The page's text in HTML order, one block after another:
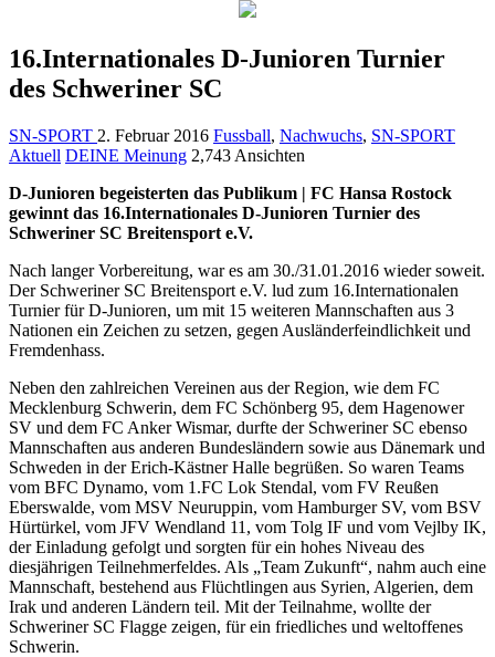
16.Internationales D-Junioren Turnier
des Schweriner SC
SN-SPORT 2. Februar 2016 Fussball, Nachwuchs, SN-SPORT
Aktuell DEINE Meinung 2,743 Ansichten
D-Junioren begeisterten das Publikum | FC Hansa Rostock
gewinnt das 16.Internationales D-Junioren Turnier des
Schweriner SC Breitensport e.V.
Nach langer Vorbereitung, war es am 30./31.01.2016 wieder soweit.
Der Schweriner SC Breitensport e.V. lud zum 16.Internationalen
Turnier für D-Junioren, um mit 15 weiteren Mannschaften aus 3
Nationen ein Zeichen zu setzen, gegen Ausländerfeindlichkeit und
Fremdenhass.
Neben den zahlreichen Vereinen aus der Region, wie dem FC
Mecklenburg Schwerin, dem FC Schönberg 95, dem Hagenower
SV und dem FC Anker Wismar, durfte der Schweriner SC ebenso
Mannschaften aus anderen Bundesländern sowie aus Dänemark und
Schweden in der Erich-Kästner Halle begrüßen. So waren Teams
vom BFC Dynamo, vom 1.FC Lok Stendal, vom FV Reußen
Eberswalde, vom MSV Neuruppin, vom Hamburger SV, vom BSV
Hürtürkel, vom JFV Wendland 11, vom Tolg IF und vom Vejlby IK,
der Einladung gefolgt und sorgten für ein hohes Niveau des
diesjährigen Teilnehmerfeldes. Als „Team Zukunft“, nahm auch eine
Mannschaft, bestehend aus Flüchtlingen aus Syrien, Algerien, dem
Irak und anderen Ländern teil. Mit der Teilnahme, wollte der
Schweriner SC Flagge zeigen, für ein friedliches und weltoffenes
Schwerin.